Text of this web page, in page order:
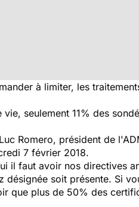
à limiter, les
seulement 11% des
Romero, président de
7 février 2018.
il faut avoir nos directives
désignée soit présente. Si
que plus de 50% des